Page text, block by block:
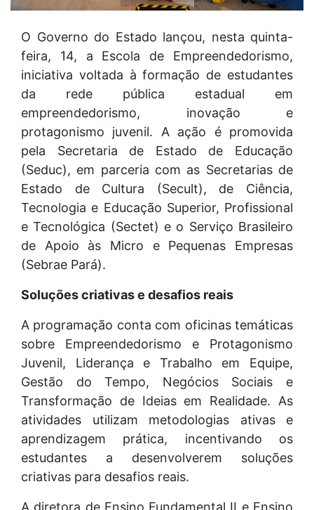
O Governo do Estado lançou, nesta quinta-
feira, 14, a Escola de Empreendedorismo,
iniciativa voltada à formação de estudantes
da rede pública estadual em
empreendedorismo, inovação e
protagonismo juvenil. A ação é promovida
pela Secretaria de Estado de Educação
(Seduc), em parceria com as Secretarias de
Estado de Cultura (Secult), de Ciência,
Tecnologia e Educação Superior, Profissional
e Tecnológica (Sectet) e o Serviço Brasileiro
de Apoio às Micro e Pequenas Empresas
(Sebrae Pará).
Soluções criativas e desafios reais
A programação conta com oficinas temáticas
sobre Empreendedorismo e Protagonismo
Juvenil, Liderança e Trabalho em Equipe,
Gestão do Tempo, Negócios Sociais e
Transformação de Ideias em Realidade. As
atividades utilizam metodologias ativas e
aprendizagem prática, incentivando os
estudantes a desenvolverem soluções
criativas para desafios reais.
A diretora de Ensino Fundamental II e Ensino